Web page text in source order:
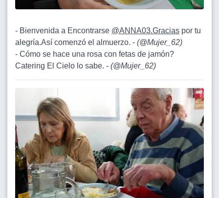
- Bienvenida a Encontrarse @ANNA03.Gracias por tu
alegría.Así comenzó el almuerzo. - (@Mujer_62)
- Cómo se hace una rosa con fetas de jamón?
Catering El Cielo lo sabe. - (@Mujer_62)